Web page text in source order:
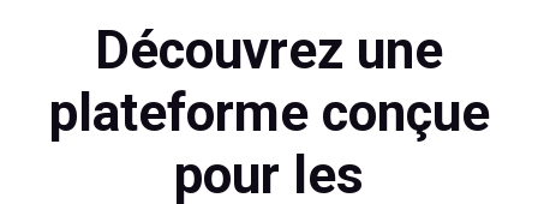
Découvrez une
plateforme conçue
pour les